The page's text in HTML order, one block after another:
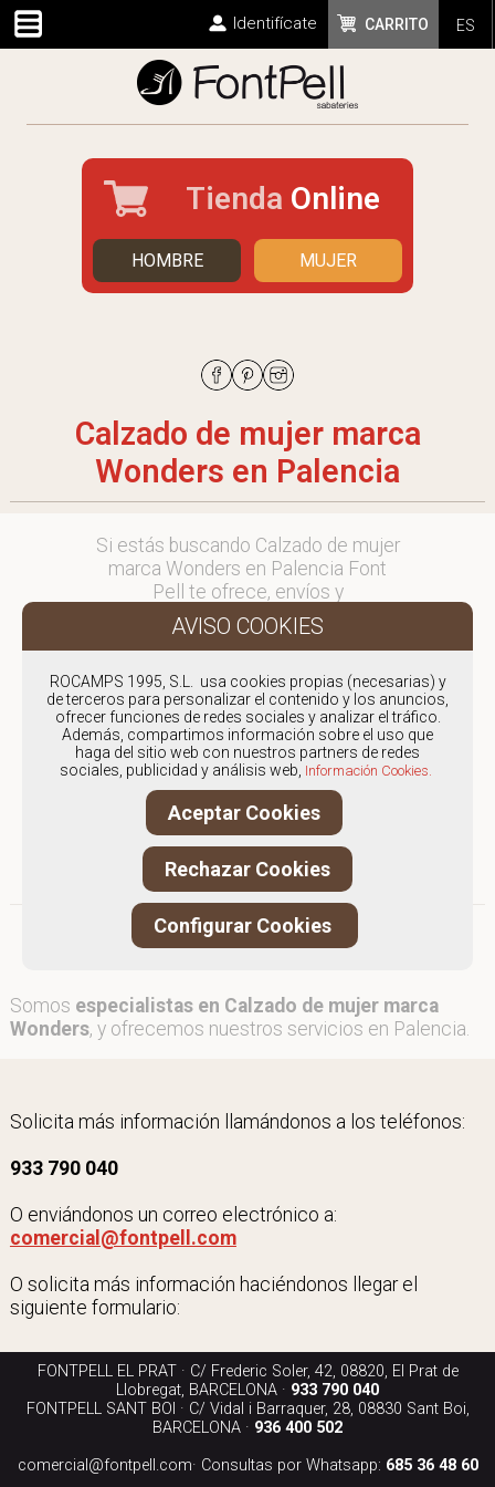
ES
CARRITO
Identifícate
Tienda Online
HOMBRE MUJER
Calzado de mujer marca
Wonders en Palencia
Si estás buscando Calzado de mujer
marca Wonders en Palencia Font
Pell te ofrece, envíos y
devoluciones gratuítos a Península y
Baleares, para otros destinos
en comercial@fontpell.com.
Los envíos a Palencia gestionados
entre semana se entregarán en
menos de 48 horas; los pedidos
realizados en fin de semana, el
producto se enviará a partir del
lunes.
Somos especialistas en Calzado de mujer marca
Wonders, y ofrecemos nuestros servicios en Palencia.
Solicita más información llamándonos a los teléfonos:
933 790 040
O enviándonos un correo electrónico a:
comercial@fontpell.com
O solicita más información haciéndonos llegar el
siguiente formulario:
FONTPELL EL PRAT · C/ Frederic Soler, 42, 08820, El Prat de
Llobregat, BARCELONA · 933 790 040
FONTPELL SANT BOI · C/ Vidal i Barraquer, 28, 08830 Sant Boi,
BARCELONA · 936 400 502
comercial@fontpell.com· Consultas por Whatsapp: 685 36 48 60
ROCAMPS 1995, S.L. usa cookies propias (necesarias) y
de terceros para personalizar el contenido y los anuncios,
ofrecer funciones de redes sociales y analizar el tráfico.
Además, compartimos información sobre el uso que
haga del sitio web con nuestros partners de redes
sociales, publicidad y análisis web, Información Cookies.
Aceptar Cookies
Rechazar Cookies
Configurar Cookies